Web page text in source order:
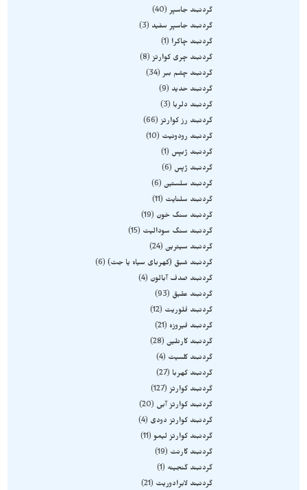
گردنبند جاسپر
40
گردنبند جاسپر سفید
3
گردنبند چاکرا
1
گردنبند چری کوارتز
8
گردنبند چشم ببر
34
گردنبند حدید
9
گردنبند دلربا
3
گردنبند رز کوارتز
66
گردنبند رودونیت
10
گردنبند ژبپس
1
گردنبند ژپس
6
گردنبند سلستین 6
گردنبند سلنایت
11
گردنبند سنگ خون
19
گردنبند سنگ سودالیت
15
گردنبند سیترین 24
گردنبند شبق (کهربای سیاه یا جت) 6
گردنبند صدف آبالون
4
گردنبند عقیق
93
گردنبند فلوریت
12
گردنبند فیروزه
21
گردنبند کارنلین 28
گردنبند کلسیت
4
گردنبند کهربا
27
گردنبند کوارتز
127
گردنبند کوارتز آبی
20
گردنبند کوارتز دودی
4
گردنبند کوارتز لیمو
11
گردنبند گارنت
19
گردنبند گنجینه
1
گردنبند لابرادوریت
21